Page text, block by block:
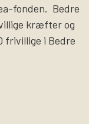
fonden. Bedre
kræfter og
frivillige i Bedre